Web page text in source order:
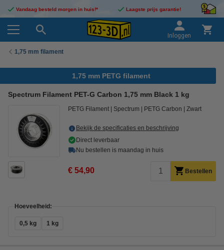
Vandaag besteld morgen in huis!* Laagste prijs garantie!
Inloggen
1,75 mm filament
1,75 mm PETG filament
Spectrum Filament PET-G Carbon 1,75 mm Black 1 kg
PETG Filament Spectrum PETG Carbon Zwart
Bekijk de specificaties en beschrijving
Direct leverbaar
Nu bestellen is maandag in huis
€ 54,90 Bestellen
Hoeveelheid:
0,5 kg 1 kg